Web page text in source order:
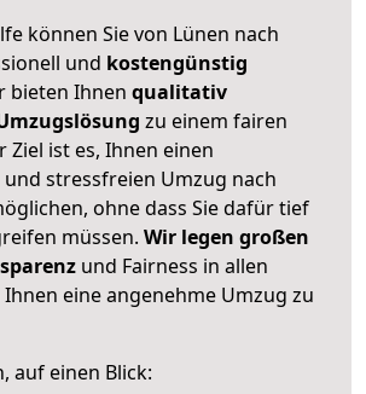
können Sie von Lünen nach
und kostengünstig
bieten Ihnen qualitativ
zu einem fairen
Ziel ist es, Ihnen einen
stressfreien Umzug nach
ohne dass Sie dafür tief
müssen. Wir legen großen
und Fairness in allen
eine angenehme Umzug zu
auf einen Blick: